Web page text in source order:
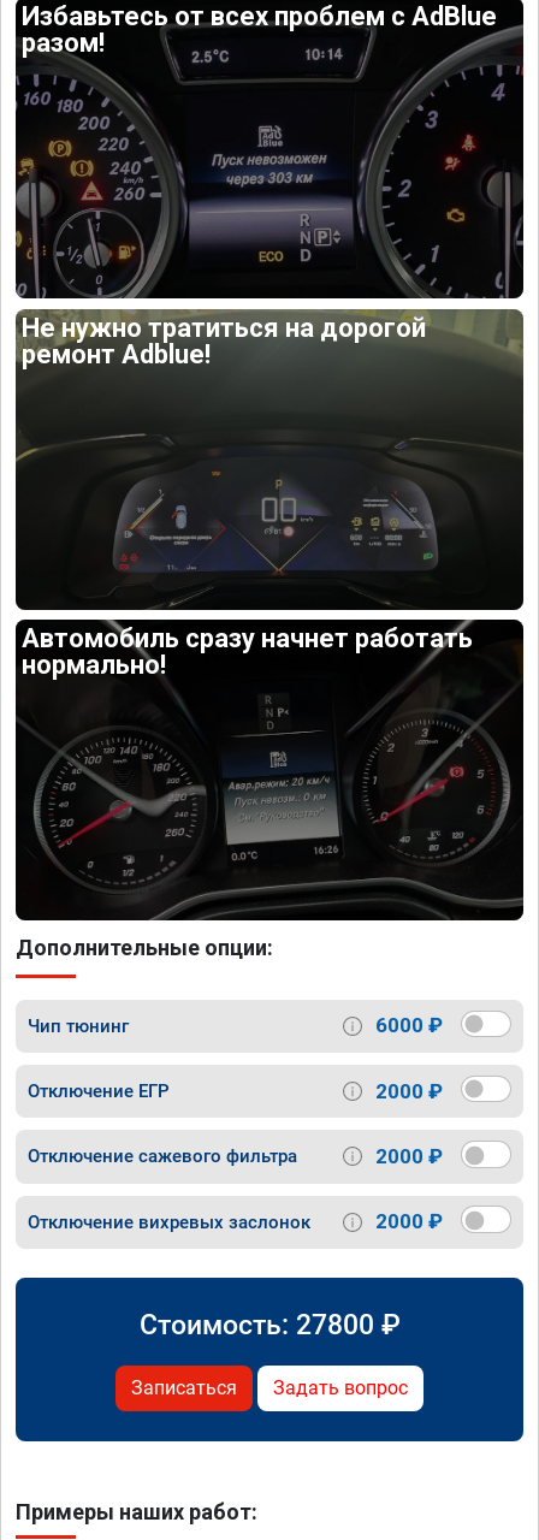
Избавьтесь от всех проблем с AdBlue
разом!
Не нужно тратиться на дорогой
ремонт Adblue!
Автомобиль сразу начнет работать
нормально!
Дополнительные опции:
Чип тюнинг 6000 ₽
Отключение ЕГР 2000 ₽
Отключение сажевого фильтра 2000 ₽
Отключение вихревых заслонок 2000 ₽
Стоимость: 27800 ₽
Записаться Задать вопрос
Примеры наших работ: